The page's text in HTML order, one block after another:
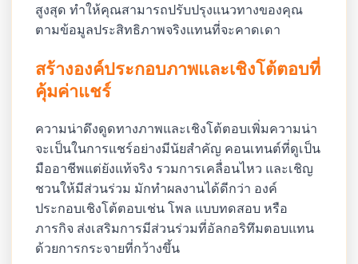
สูงสุด ทำให้คุณสามารถปรับปรุงแนวทางของคุณ
ตามข้อมูลประสิทธิภาพจริงแทนที่จะคาดเดา
สร้างองค์ประกอบภาพและเชิงโต้ตอบที่
คุ้มค่าแชร์
ความน่าดึงดูดทางภาพและเชิงโต้ตอบเพิ่มความน่า
จะเป็นในการแชร์อย่างมีนัยสำคัญ คอนเทนต์ที่ดูเป็น
มืออาชีพแต่ยังแท้จริง รวมการเคลื่อนไหว และเชิญ
ชวนให้มีส่วนร่วม มักทำผลงานได้ดีกว่า องค์
ประกอบเชิงโต้ตอบเช่น โพล แบบทดสอบ หรือ
ภารกิจ ส่งเสริมการมีส่วนร่วมที่อัลกอริทึมตอบแทน
ด้วยการกระจายที่กว้างขึ้น